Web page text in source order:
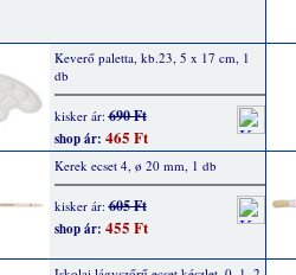
Keverő paletta, kb.23, 5 x 17 cm, 1
db
kisker ár:690 Ft
shop ár: 465 Ft
Kerek ecset 4, ø 20 mm, 1 db
kisker ár:605 Ft
shop ár: 455 Ft